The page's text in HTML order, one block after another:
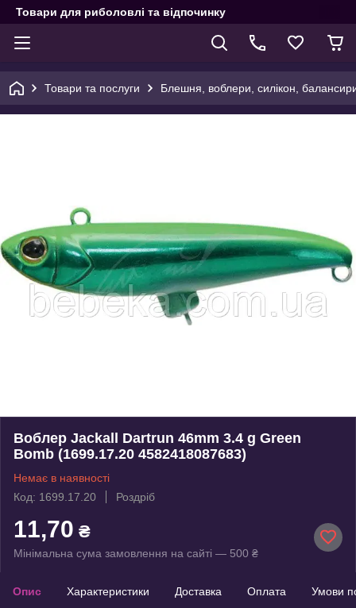
Товари для риболовлі та відпочинку
Товари та послуги Блешня, воблери, силікон,
Воблер Jackall Dartrun 46mm 3.4 g Green
Bomb (1699.17.20 4582418087683)
Немає в наявності
Код: 1699.17.20
Роздріб
11,70 ₴
Мінімальна сума замовлення на сайті — 500 ₴
Опис Характеристики Доставка Оплата Умови